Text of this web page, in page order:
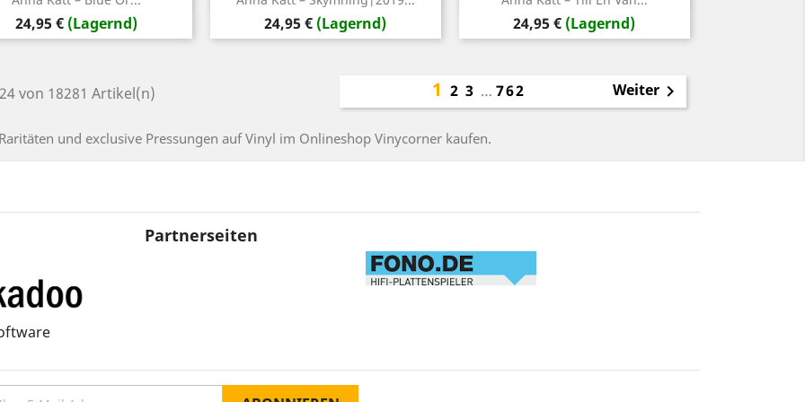
Preis
24,95 € (Lagernd) Preis
24,95 € (Lagernd) Preis
24,95 € (Lagernd)
von 18281 Artikel(n) 1 2 3 … 762 Weiter
und exclusive Pressungen auf Vinyl im Onlineshop Vinycorner kaufen.
Partnerseiten